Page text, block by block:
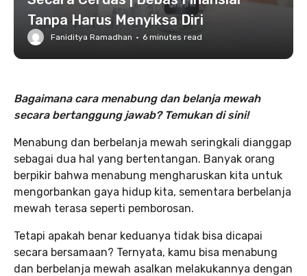
Tanpa Harus Menyiksa Diri
Faniditya Ramadhan · 6 minutes read
Bagaimana cara menabung dan belanja mewah
secara bertanggung jawab? Temukan di sini!
Menabung dan berbelanja mewah seringkali dianggap
sebagai dua hal yang bertentangan. Banyak orang
berpikir bahwa menabung mengharuskan kita untuk
mengorbankan gaya hidup kita, sementara berbelanja
mewah terasa seperti pemborosan.
Tetapi apakah benar keduanya tidak bisa dicapai
secara bersamaan? Ternyata, kamu bisa menabung
dan berbelanja mewah asalkan melakukannya dengan